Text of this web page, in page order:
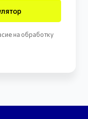
на обработку